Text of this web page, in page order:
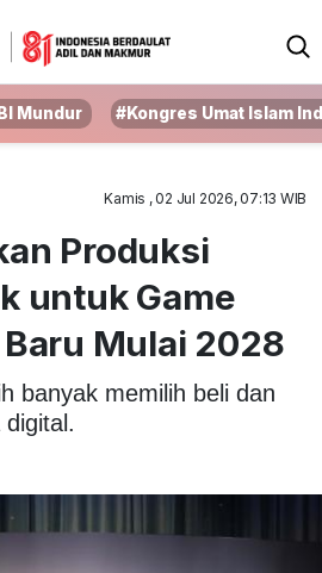
Mundur #Kongres Umat Islam
Kamis , 02 Jul 2026, 07:13 WIB
Produksi
untuk Game
Mulai 2028
banyak memilih beli dan